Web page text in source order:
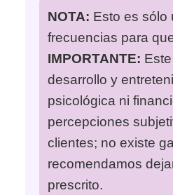
NOTA: Esto es sólo
frecuencias para
IMPORTANTE:
desarrollo y
psicológica ni
percepciones
clientes; no existe
recomendamos
prescrito.